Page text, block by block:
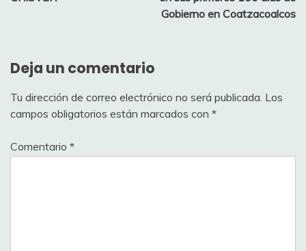
Gobierno en Coatzacoalcos
Deja un comentario
Tu dirección de correo electrónico no será publicada. Los
campos obligatorios están marcados con *
Comentario *